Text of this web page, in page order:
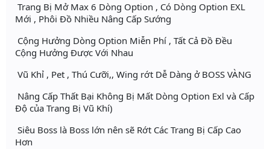
Trang Bị Mở Max 6 Dòng Option , Có Dòng Option EXL
Mới , Phôi Đồ Nhiều Nâng Cấp Sướng
Cộng Hưởng Dòng Option Miễn Phí , Tất Cả Đồ Đều
Cộng Hưởng Được Với Nhau
Vũ Khỉ , Pet , Thú Cưỡi,, Wing rớt Dễ Dàng ở BOSS VÀNG
Nâng Cấp Thất Bại Không Bị Mất Dòng Option Exl và Cấp
Độ của Trang Bị Vũ Khí)
Siêu Boss là Boss lớn nên sẽ Rớt Các Trang Bị Cấp Cao
Hơn